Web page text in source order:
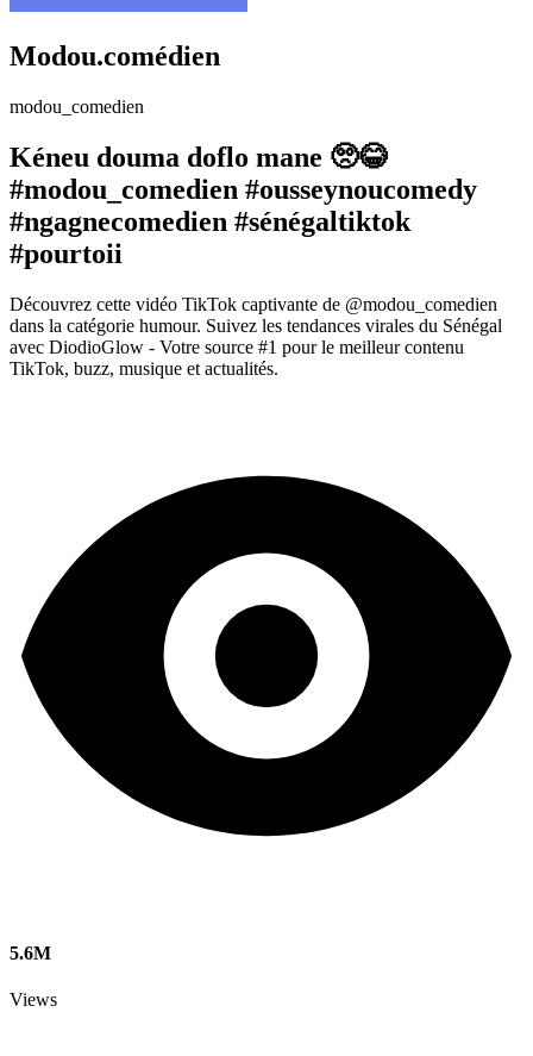
Modou.comédien
modou_comedien
Kéneu douma doflo mane 🥺😂
#modou_comedien #ousseynoucomedy
#ngagnecomedien #sénégaltiktok
#pourtoii
Découvrez cette vidéo TikTok captivante de @modou_comedien
dans la catégorie humour. Suivez les tendances virales du Sénégal
avec DiodioGlow - Votre source #1 pour le meilleur contenu
TikTok, buzz, musique et actualités.
5.6M
Views